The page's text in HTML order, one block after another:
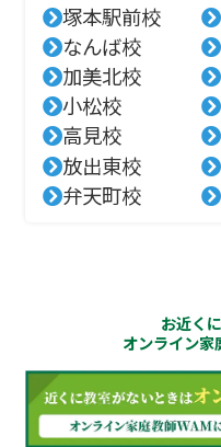
塚本駅前校
なんば校
加美北校
小松校
高見校
放出東校
弁天町校
お近く
オンライン家